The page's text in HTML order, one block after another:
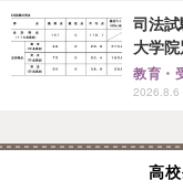
司法
大学
教育・
2026.8.6
高